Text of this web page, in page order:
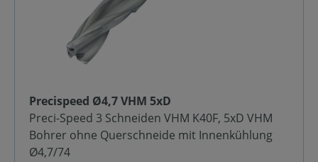
Precispeed Ø4,7 VHM 5xD
Preci-Speed 3 Schneiden VHM K40F, 5xD VHM
Bohrer ohne Querschneide mit Innenkühlung
Ø4,7/74